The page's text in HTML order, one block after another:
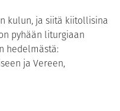
kulun, ja siitä kiitollisina
pyhään liturgiaan
hedelmästä:
ja Vereen,